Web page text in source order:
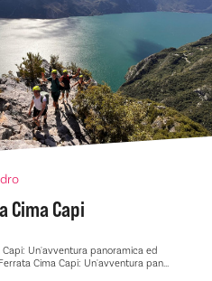
Cima Capi
Capi: Un'avventura panoramica ed
Cima Capi: Un'avventura pan...